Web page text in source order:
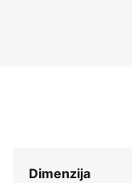
Dimenzija